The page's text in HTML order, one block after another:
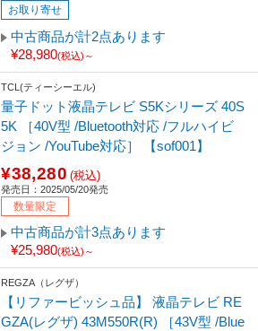
お取り寄せ
中古商品が計2点あります
¥28,980(税込)～
TCL(ティーシーエル)
量子ドット液晶テレビ S5Kシリーズ 40S
5K ［40V型 /Bluetooth対応 /フルハイビ
ジョン /YouTube対応］ 【sof001】
¥38,280 (税込)
発売日：2025/05/20発売
数量限定
中古商品が計3点あります
¥25,980(税込)～
REGZA（レグザ）
【リファービッシュ品】 液晶テレビ RE
GZA(レグザ) 43M550R(R) ［43V型 /Blue